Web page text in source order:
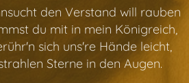
den Verstand will rauben
du mit in mein Königreich,
sich uns're Hände leicht,
Sterne in den Augen.